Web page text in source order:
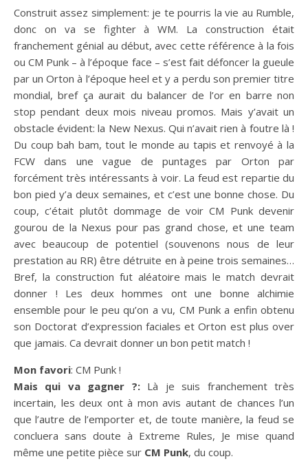
Construit assez simplement: je te pourris la vie au Rumble,
donc on va se fighter à WM. La construction était
franchement génial au début, avec cette référence à la fois
ou CM Punk – à l’époque face – s’est fait défoncer la gueule
par un Orton à l’époque heel et y a perdu son premier titre
mondial, bref ça aurait du balancer de l’or en barre non
stop pendant deux mois niveau promos. Mais y’avait un
obstacle évident: la New Nexus. Qui n’avait rien à foutre là !
Du coup bah bam, tout le monde au tapis et renvoyé à la
FCW dans une vague de puntages par Orton par
forcément très intéressants à voir. La feud est repartie du
bon pied y’a deux semaines, et c’est une bonne chose. Du
coup, c’était plutôt dommage de voir CM Punk devenir
gourou de la Nexus pour pas grand chose, et une team
avec beaucoup de potentiel (souvenons nous de leur
prestation au RR) être détruite en à peine trois semaines…
Bref, la construction fut aléatoire mais le match devrait
donner ! Les deux hommes ont une bonne alchimie
ensemble pour le peu qu’on a vu, CM Punk a enfin obtenu
son Doctorat d’expression faciales et Orton est plus over
que jamais. Ca devrait donner un bon petit match !
Mon favori: CM Punk !
Mais qui va gagner ?:Là je suis franchement très
incertain, les deux ont à mon avis autant de chances l’un
que l’autre de l’emporter et, de toute manière, la feud se
concluera sans doute à Extreme Rules, Je mise quand
même une petite pièce sur CM Punk, du coup.